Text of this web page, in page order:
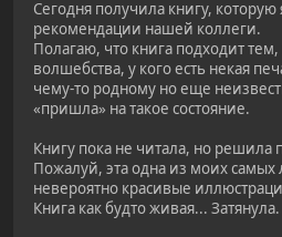
Сегодня получила книгу,
рекомендации нашей коллеги.
Полагаю, что книга подходит тем,
волшебства, у кого есть некая
чему-то родному но еще
«пришла» на такое состояние.
Книгу пока не читала, но решила
Пожалуй, эта одна из моих
невероятно красивые
Книга как будто живая... Затянула.